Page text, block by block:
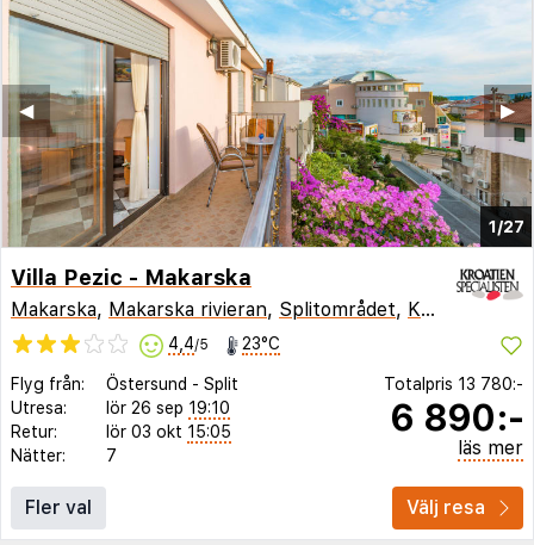
1/27
▶︎
◀︎
Villa Pezic - Makarska
Makarska, Makarska rivieran, Splitområdet, Kroatien
4,4/5 23°C
Flyg från: Östersund - Split
Utresa:
lör 26 sep 19:10
Retur:
lör 03 okt 15:05
Nätter:
7
Totalpris 13 780:-
6 890:-
läs mer
Fler val Välj resa